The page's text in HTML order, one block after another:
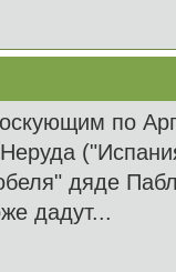
по
дяде
дадут...